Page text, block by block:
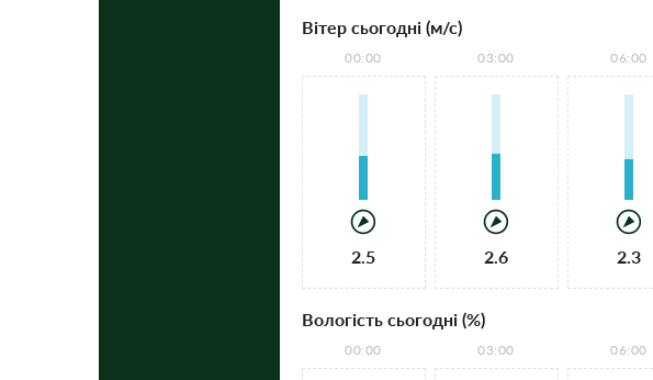
Вітер сьогодні (м/с)
00:00
2.5
03:00
2.6
06:00
2.3
Вологість сьогодні (%)
00:00 03:00 06:00